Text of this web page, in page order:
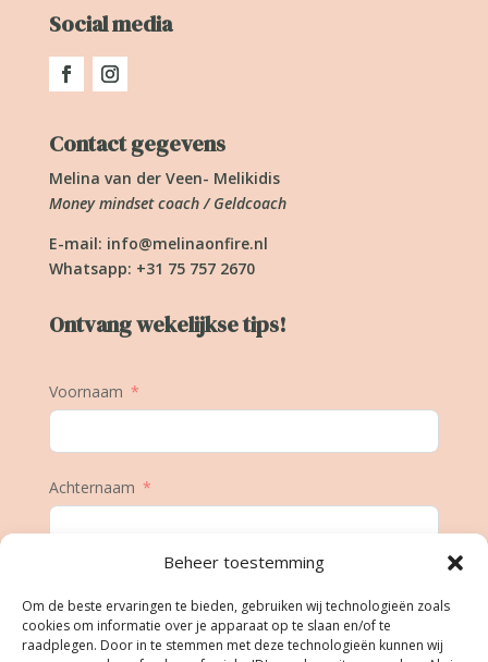
Beheer toestemming
Om de beste ervaringen te bieden, gebruiken wij technologieën zoals
cookies om informatie over je apparaat op te slaan en/of te
raadplegen. Door in te stemmen met deze technologieën kunnen wij
Social media
Contact gegevens
Melina van der Veen- Melikidis
Money mindset coach / Geldcoach
E-mail: info@melinaonfire.nl
Whatsapp: +31 75 757 2670
Ontvang wekelijkse tips!
Voornaam
Achternaam